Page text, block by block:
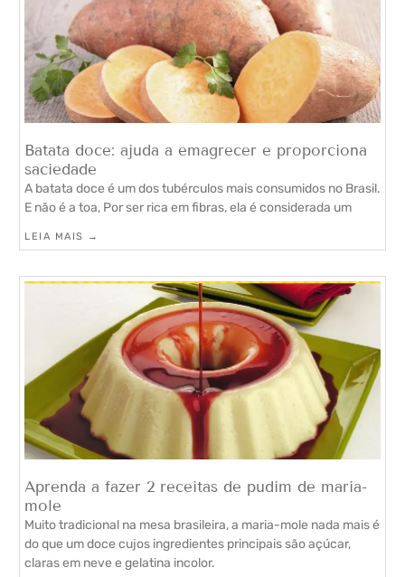
Batata doce: ajuda a emagrecer e proporciona
saciedade
A batata doce é um dos tubérculos mais consumidos no Brasil.
E não é a toa, Por ser rica em fibras, ela é considerada um
LEIA MAIS →
Aprenda a fazer 2 receitas de pudim de maria-
mole
Muito tradicional na mesa brasileira, a maria-mole nada mais é
do que um doce cujos ingredientes principais são açúcar,
claras em neve e gelatina incolor.